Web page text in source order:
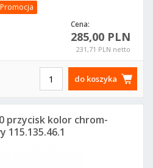
Promocja
Cena:
285,00 PLN
231,71 PLN netto
do koszyka
przycisk kolor chrom-
115.135.46.1